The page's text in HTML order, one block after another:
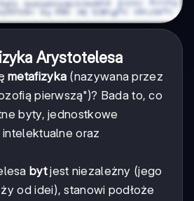
Arystotelesa
metafizyka (nazywana przez
pierwszą")? Bada to, co
byty, jednostkowe
oraz
bytjest niezależny (jego
od idei), stanowi podłoże